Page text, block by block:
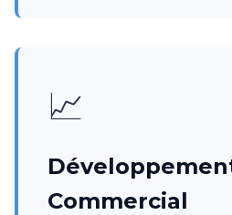
📈
Commercial